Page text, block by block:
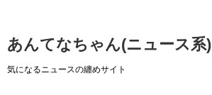
あんてなちゃん(ニュース系)
気になるニュースの纏めサイト